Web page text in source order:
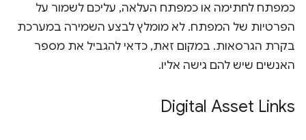
כמפתח לחתימה או כמפתח העלאה, עליכם לשמור על
הפרטיות של המפתח. לא מומלץ לבצע השמירה במערכת
בקרת הגרסאות. במקום זאת, כדאי להגביל את מספר
האנשים שיש להם גישה אליו.
Digital Asset Links